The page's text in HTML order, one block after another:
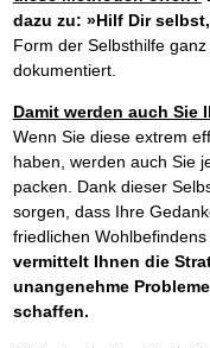
dazu zu: »Hilf Dir
Form der Selbsthilfe
dokumentiert.
Damit werden auch
Wenn Sie diese extrem
haben, werden auch Sie
packen. Dank dieser
sorgen, dass Ihre
friedlichen Wohlbefindens
vermittelt Ihnen die
unangenehme
schaffen.